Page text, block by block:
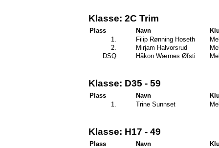
Klasse: 2C Trim
Plass Navn
1.
Filip Rønning Hoseth
2.
Mirjam Halvorsrud
DSQ
Håkon Wærnes Øfsti
Klasse: D35 - 59
Plass Navn
1.
Trine Sunnset
Klasse: H17 - 49
Plass Navn